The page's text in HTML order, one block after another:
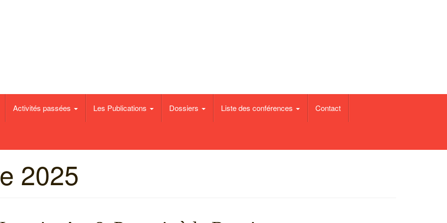
de Binche
Activités passées Les Publications Dossiers Liste des conférences Contact
2025